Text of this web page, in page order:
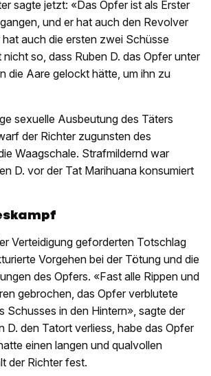
sagte jetzt: «Das Opfer ist als Erster
und er hat auch den Revolver
auch die ersten zwei Schüsse
nicht so, dass Ruben D. das Opfer unter
die Aare gelockt hätte, um ihn zu
sexuelle Ausbeutung des Täters
der Richter zugunsten des
Waagschale. Strafmildernd war
D. vor der Tat Marihuana konsumiert
Verteidigung geforderten Totschlag
Vorgehen bei der Tötung und die
des Opfers. «Fast alle Rippen und
gebrochen, das Opfer verblutete
Schusses in den Hintern», sagte der
D. den Tatort verliess, habe das Opfer
einen langen und qualvollen
der Richter fest.